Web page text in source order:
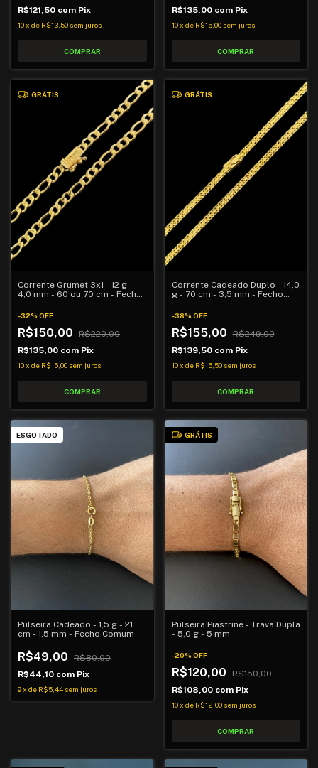
R$121,50 com Pix
10x de R$13,50 sem juros
COMPRAR
R$135,00 com Pix
10 x de R$15,00 sem juros
COMPRAR
GRÁTIS
Corrente Grumet 3x1 - 12 g -
4,0 mm - 60 ou 70 cm - Fecho
-32% OFF
R$150,00
R$220,00
R$135,00 com Pix
10x de R$15,00 sem juros
COMPRAR
GRÁTIS
Corrente Cadeado Duplo - 14,0
g - 70 cm - 3,5 mm - Fecho
-38% OFF
R$155,00
R$249,00
R$139,50 com Pix
10 x de R$15,50 sem juros
ESGOTADO
Pulseira Cadeado - 1,5 g - 21
cm - 1,5 mm - Fecho Comum
R$49,00
R$80,00
R$44,10 com Pix
9x de R$5,44 sem juros
GRÁTIS
Pulseira Piastrine - Trava Dupla
- 5,0 g - 5 mm
-20% OFF
R$120,00
R$150,00
R$108,00 com Pix
10 x de R$12,00 sem juros